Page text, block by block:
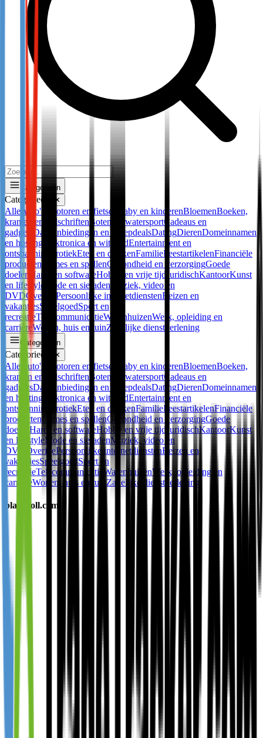
Categorieën
Categorieën ✕
Alle Auto's, motoren en fietsen Baby en kinderenBloemenBoeken,
kranten en tijdschriften Boten en watersportCadeaus en
gadgets
Dagaanbiedingen en groepdealsDatingDierenDomeinnamen
en hosting
Elektronica en witgoedEntertainment en
ontspanning
ErotiekEten en drinkenFamilieFeestartikelenFinanciële
producten Games en spellenGezondheid en verzorgingGoede
doelen Hard- en softwareHobby en vrije tijd JuridischKantoorKunst
en lifestyle
Mode en sieraden Muziek, video en
DVDOverige Persoonlijke internetdienstenReizen en
vakantiesSpeelgoedSport en
recreatieTelecommunicatieWarenhuizenWerk, opleiding en
carrièreWonen, huis en tuinZakelijke dienstverlening
Categorieën
Categorieën ✕
Alle Auto's, motoren en fietsen Baby en kinderenBloemenBoeken,
kranten en tijdschriften Boten en watersportCadeaus en
gadgetsDagaanbiedingen en groepdealsDatingDierenDomeinnamen
en hosting
Elektronica en witgoedEntertainment en
ontspanning
ErotiekEten en drinkenFamilieFeestartikelenFinanciële
producten Games en spellenGezondheid en verzorgingGoede
doelen Hard- en softwareHobby en vrije tijd JuridischKantoorKunst
en lifestyleMode en sieradenMuziek, video en
DVD
OverigePersoonlijke internetdienstenReizen en
vakantiesSpeelgoedSport en
recreatieTelecommunicatie WarenhuizenWerk, opleiding en
carrièreWonen, huis en tuin Zakelijke dienstverlening
blackroll.com